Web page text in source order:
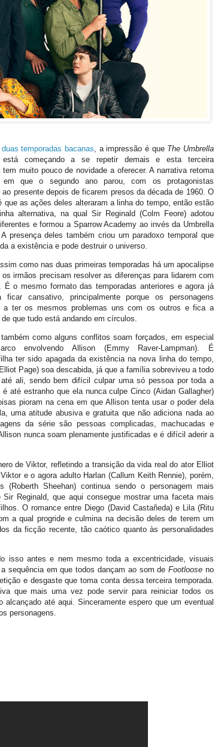
duas temporadas bacanas, a impressão é que The Umbrella
está começando a se repetir demais e esta terceira
tem muito pouco de novidade a oferecer. A narrativa retoma
que o segundo ano parou, com os protagonistas
ao presente depois de ficarem presos da década de 1960. O
que as ações deles alteraram a linha do tempo, então estão
alternativa, na qual Sir Reginald (Colm Feore) adotou
e formou a Sparrow Academy ao invés da Umbrella
presença deles também criou um paradoxo temporal que
a existência e pode destruir o universo.
como nas duas primeiras temporadas há um apocalipse
os irmãos precisam resolver as diferenças para lidarem com
É o mesmo formato das temporadas anteriores e agora já
ficar cansativo, principalmente porque os personagens
a ter os mesmos problemas uns com os outros e fica a
que tudo está andando em círculos.
também como alguns conflitos soam forçados, em especial
envolvendo Allison (Emmy Raver-Lampman). É
ter sido apagada da existência na nova linha do tempo,
Page) soa descabida, já que a família sobreviveu a todo
ali, sendo bem difícil culpar uma só pessoa por toda a
até estranho que ela nunca culpe Cinco (Aidan Gallagher)
pioram na cena em que Allison tenta usar o poder dela
uma atitude abusiva e gratuita que não adiciona nada ao
da série são pessoas complicadas, machucadas e
nunca soam plenamente justificadas e é difícil aderir a
de Viktor, refletindo a transição da vida real do ator Elliot
e o agora adulto Harlan (Callum Keith Rennie), porém,
(Roberth Sheehan) continua sendo o personagem mais
Reginald, que aqui consegue mostrar uma faceta mais
O romance entre Diego (David Castañeda) e Lila (Ritu
a qual progride e culmina na decisão deles de terem um
da ficção recente, tão caótico quanto às personalidades
isso antes e nem mesmo toda a excentricidade, visuais
sequência em que todos dançam ao som deFootloose no
e desgaste que toma conta dessa terceira temporada.
que mais uma vez pode servir para reiniciar todos os
até aqui. Sinceramente espero que um eventual
personagens.